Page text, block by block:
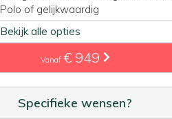
Polo of gelijkwaardig
Bekijk alle opties
Vanaf € 949
Specifieke wensen?